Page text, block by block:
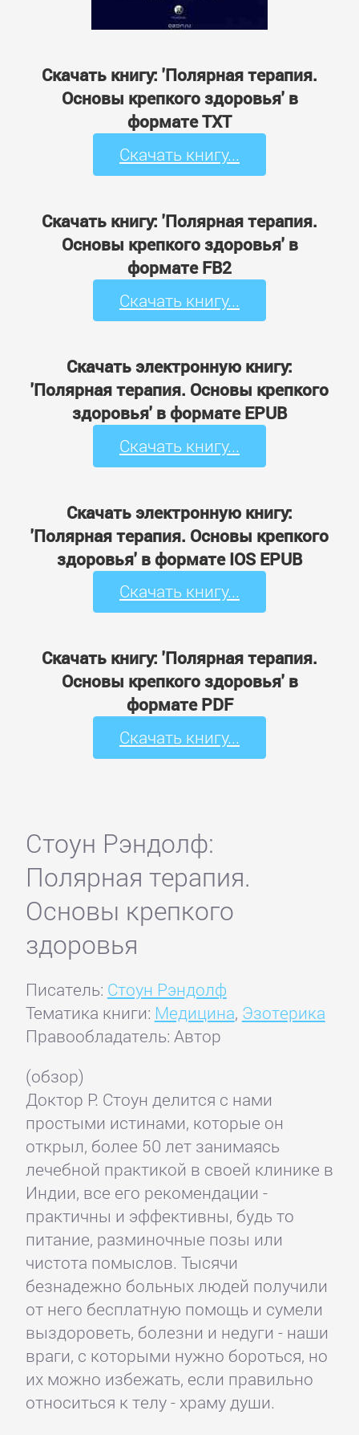
Скачать книгу: 'Полярная терапия.
Основы крепкого здоровья' в
формате TXT
Скачать книгу...
Скачать книгу: 'Полярная терапия.
Основы крепкого здоровья' в
формате FB2
Скачать книгу...
Скачать электронную книгу:
'Полярная терапия. Основы крепкого
здоровья' в формате EPUB
Скачать книгу...
Скачать электронную книгу:
'Полярная терапия. Основы крепкого
здоровья' в формате IOS EPUB
Скачать книгу...
Скачать книгу: 'Полярная терапия.
Основы крепкого здоровья' в
формате PDF
Скачать книгу...
Стоун Рэндолф:
Полярная терапия.
Основы крепкого
здоровья
Писатель: Стоун Рэндолф
Тематика книги: Медицина, Эзотерика
Правообладатель: Автор
(обзор)
Доктор Р. Стоун делится с нами
простыми истинами, которые он
открыл, более 50 лет занимаясь
лечебной практикой в своей клинике в
Индии, все его рекомендации -
практичны и эффективны, будь то
питание, разминочные позы или
чистота помыслов. Тысячи
безнадежно больных людей получили
от него бесплатную помощь и сумели
выздороветь, болезни и недуги - наши
враги, с которыми нужно бороться, но
их можно избежать, если правильно
относиться к телу - храму души.